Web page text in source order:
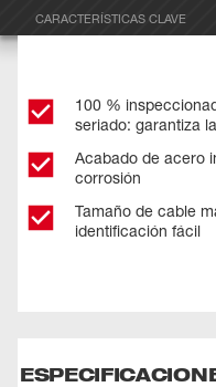
CARACTERÍSTICAS CLAVE
100 %
seriado: garantiza
Acabado de acero
corrosión
Tamaño de cable
identificación fácil